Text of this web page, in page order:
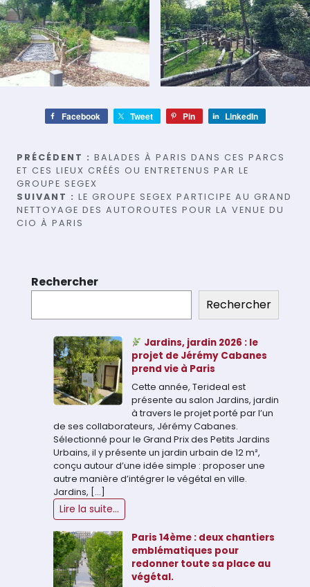
Facebook Tweet Pin LinkedIn
Navigation
de
l’article
PRÉCÉDENT : BALADES À PARIS DANS CES PARCS
ET CES LIEUX CRÉÉS OU ENTRETENUS PAR LE
GROUPE SEGEX
SUIVANT : LE GROUPE SEGEX PARTICIPE AU GRAND
NETTOYAGE DES AUTOROUTES POUR LA VENUE DU
CIO À PARIS
Rechercher
Rechercher
Jardins, jardin 2026 : le
projet de Jérémy Cabanes
prend vie à Paris
Cette année, Terideal est
présente au salon Jardins, jardin
à travers le projet porté par l’un
de ses collaborateurs, Jérémy Cabanes.
Sélectionné pour le Grand Prix des Petits Jardins
Urbains, il y présente un jardin urbain de 12 m²,
conçu autour d’une idée simple : proposer une
autre manière d’intégrer le végétal en ville.
Jardins, […]
Lire la suite...
Paris 14ème : deux chantiers
emblématiques pour
redonner toute sa place au
végétal.